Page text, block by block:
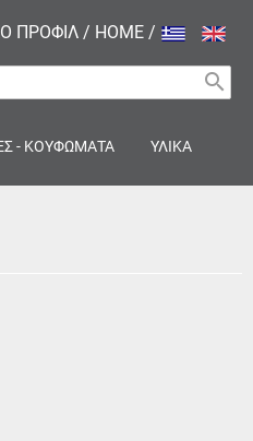
ΠΡΟΦΙΛ / HOME /
search
- ΚΟΥΦΩΜΑΤΑ ΥΛΙΚΑ